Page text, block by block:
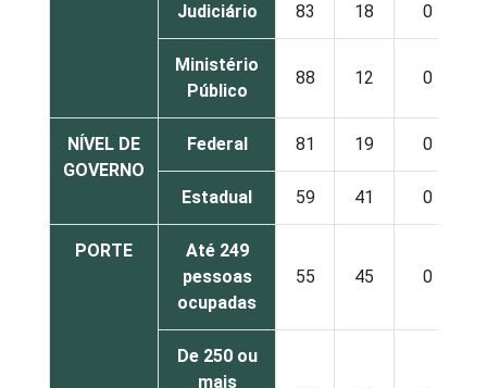
Judiciário 83 18 0
Ministério
Público
88 12 0
NÍVEL DE
GOVERNO
Federal 81 19 0
Estadual 59 41 0
PORTE
Até 249
pessoas
ocupadas
55 45 0
De 250 ou
mais